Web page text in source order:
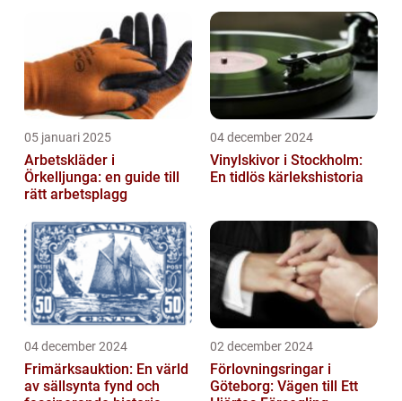
05 januari 2025
Arbetskläder i
Örkelljunga: en guide till
rätt arbetsplagg
04 december 2024
Vinylskivor i Stockholm:
En tidlös kärlekshistoria
04 december 2024
Frimärksauktion: En värld
av sällsynta fynd och
02 december 2024
Förlovningsringar i
Göteborg: Vägen till Ett